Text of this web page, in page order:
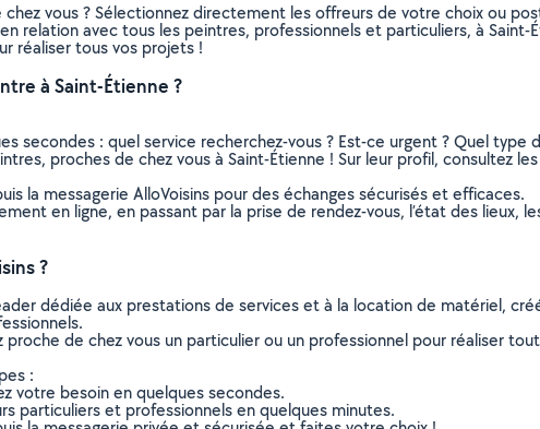
chez vous ? Sélectionnez directement les offreurs de votre choix ou
relation avec tous les peintres, professionnels et particuliers, à
réaliser tous vos projets !
à Saint-Étienne ?
secondes : quel service recherchez-vous ? Est-ce urgent ? Quel
proches de chez vous à Saint-Étienne ! Sur leur profil, consultez
la messagerie AlloVoisins pour des échanges sécurisés et efficaces.
en ligne, en passant par la prise de rendez-vous, l’état des
?
dédiée aux prestations de services et à la location de matériel,
de chez vous un particulier ou un professionnel pour réaliser
:
votre besoin en quelques secondes.
particuliers et professionnels en quelques minutes.